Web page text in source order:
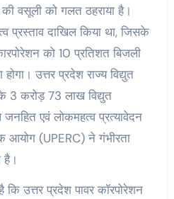
वसूली को गलत ठहराया है।
प्रस्ताव दाखिल किया था, जिसके
को 10 प्रतिशत बिजली
उत्तर प्रदेश राज्य विद्युत
के 3 करोड़ 73 लाख विद्युत
एवं लोकमहत्व प्रत्यावेदन
आयोग (UPERC) ने गंभीरता
है।
उत्तर प्रदेश पावर कॉरपोरेशन